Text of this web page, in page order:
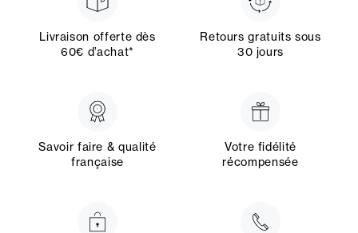
Livraison offerte dès
60€ d’achat*
Retours gratuits sous
30 jours
Savoir faire & qualité
française
Votre fidélité
récompensée